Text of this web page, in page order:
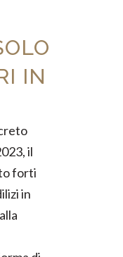
IN
il
forti
in